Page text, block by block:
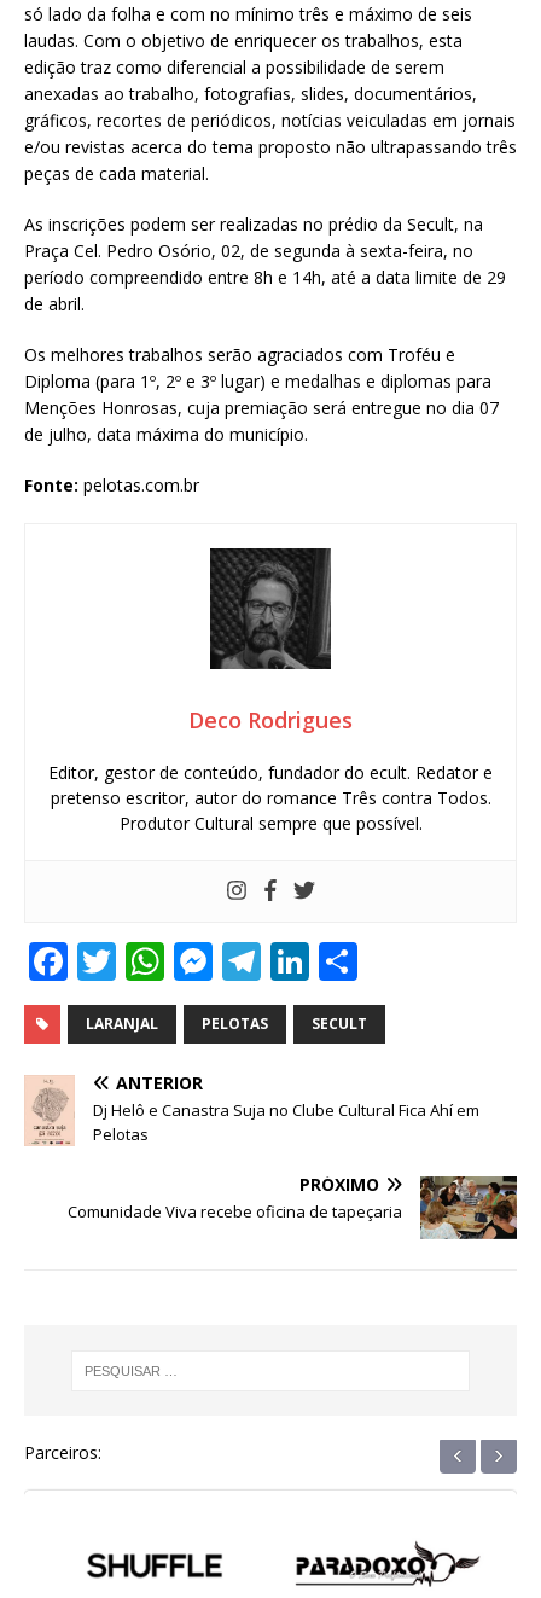
só lado da folha e com no mínimo três e máximo de seis
laudas. Com o objetivo de enriquecer os trabalhos, esta
edição traz como diferencial a possibilidade de serem
anexadas ao trabalho, fotografias, slides, documentários,
gráficos, recortes de periódicos, notícias veiculadas em jornais
e/ou revistas acerca do tema proposto não ultrapassando três
peças de cada material.
As inscrições podem ser realizadas no prédio da Secult, na
Praça Cel. Pedro Osório, 02, de segunda à sexta-feira, no
período compreendido entre 8h e 14h, até a data limite de 29
de abril.
Os melhores trabalhos serão agraciados com Troféu e
Diploma (para 1º, 2º e 3º lugar) e medalhas e diplomas para
Menções Honrosas, cuja premiação será entregue no dia 07
de julho, data máxima do município.
Fonte: pelotas.com.br
Deco Rodrigues
Editor, gestor de conteúdo, fundador do ecult. Redator e
pretenso escritor, autor do romance Três contra Todos.
Produtor Cultural sempre que possível.
F
a
c
e
b
o
o
k
T
w
it
te
r
W
h
at
s
A
p
M
e
ss
n
e
r
T
el
e
ra
Li
n
k
dI
h
ar
LARANJAL PELOTAS SECULT
ANTERIOR
Dj Helô e Canastra Suja no Clube Cultural Fica Ahí em
Pelotas
PRÓXIMO
Comunidade Viva recebe oficina de tapeçaria
Parceiros: ‹ ›